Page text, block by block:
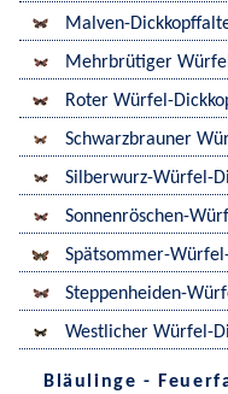
Malven-
Mehrbrütiger
Roter Würfel-
Schwarzbrauner
Silberwurz-Würfel-
Sonnenröschen-
Spätsommer-
Steppenheiden-
Westlicher Würfel-
Bläulinge -